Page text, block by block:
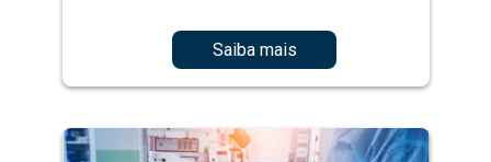
Saiba mais